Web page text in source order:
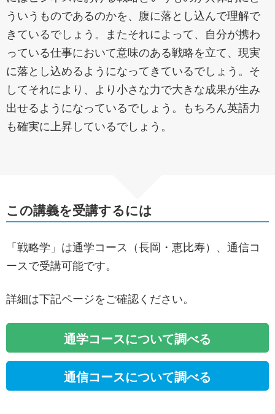
ういうものであるのかを、腹に落とし込んで理解で
きているでしょう。またそれによって、自分が携わ
っている仕事において意味のある戦略を立て、現実
に落とし込めるようになってきているでしょう。そ
してそれにより、より小さな力で大きな成果が生み
出せるようになっているでしょう。もちろん英語力
も確実に上昇しているでしょう。
この講義を受講するには
「戦略学」は通学コース（長岡・恵比寿）、通信コ
ースで受講可能です。
詳細は下記ページをご確認ください。
通学コースについて調べる
通信コースについて調べる